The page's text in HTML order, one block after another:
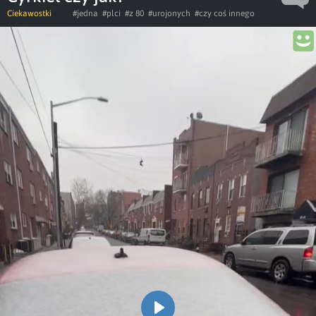
Ciekawostki #jedna #plci #z 80 #urojonych #czy coś innego